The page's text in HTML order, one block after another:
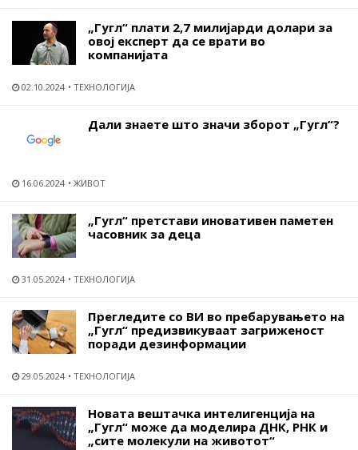
„Гугл“ плати 2,7 милијарди долари за
овој експерт да се врати во
компанијата
02.10.2024 ТЕХНОЛОГИЈА
Дали знаете што значи зборот „Гугл“?
16.06.2024 ЖИВОТ
„Гугл“ претстави иновативен паметен
часовник за деца
31.05.2024 ТЕХНОЛОГИЈА
Прегледите со ВИ во пребарувањето на
„Гугл“ предизвикуваат загриженост
поради дезинформации
29.05.2024 ТЕХНОЛОГИЈА
Новата вештачка интелигенција на
„Гугл“ може да моделира ДНК, РНК и
„сите молекули на животот“